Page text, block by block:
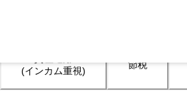
(インカム重視)
節税